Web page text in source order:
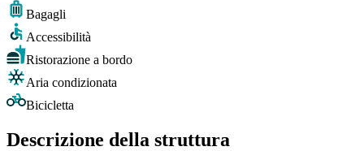
Bagagli
Accessibilità
Ristorazione a bordo
Aria condizionata
Bicicletta
Descrizione della struttura